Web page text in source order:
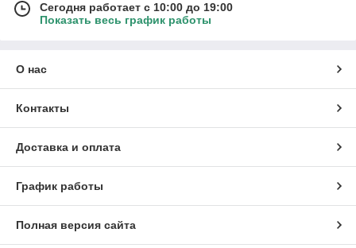
Сегодня работает с 10:00 до 19:00
Показать весь график работы
О нас
Контакты
Доставка и оплата
График работы
Полная версия сайта